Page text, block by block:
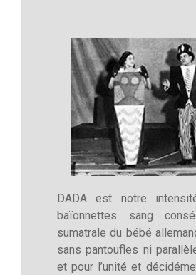
DADA est notre
baïonnettes sang
sumatrale du bébé
sans pantoufles ni
et pour l’unité et